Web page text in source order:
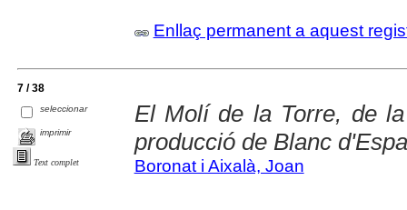
Enllaç permanent a aquest
7 / 38
seleccionar
imprimir
Text complet
El Molí de la Torre, de
producció de Blanc
Boronat i Aixalà, Joan